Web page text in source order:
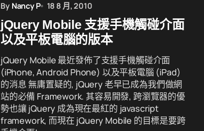
By Nancy P 18 8 月, 2010
jQuery Mobile 支援手機觸碰介面
以及平板電腦的版本
jQuery Mobile 最近發佈了支援手機觸碰介面
(iPhone, Android Phone) 以及平板電腦 (iPad)
的消息 無庸置疑的, jQuery 老早已成為我們做網
站的必備 Framework. 其容易開發, 跨瀏覽器的優
勢也讓 jQuery 成為現在最紅的 javascript
framework, 而現在 jQuery Mobile 的目標是要跨